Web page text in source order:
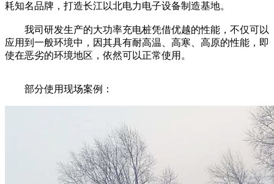
耗知名品牌，打造长江以北电力电子设备制造基地。
我司研发生产的大功率充电桩凭借优越的性能，不仅可以
应用到一般环境中，因其具有耐高温、高寒、高原的性能，即
使在恶劣的环境地区，依然可以正常使用。
部分使用现场案例：